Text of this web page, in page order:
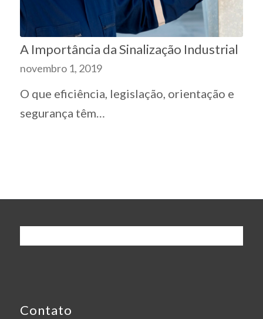
A Importância da Sinalização Industrial
novembro 1, 2019
O que eficiência, legislação, orientação e
segurança têm…
Contato